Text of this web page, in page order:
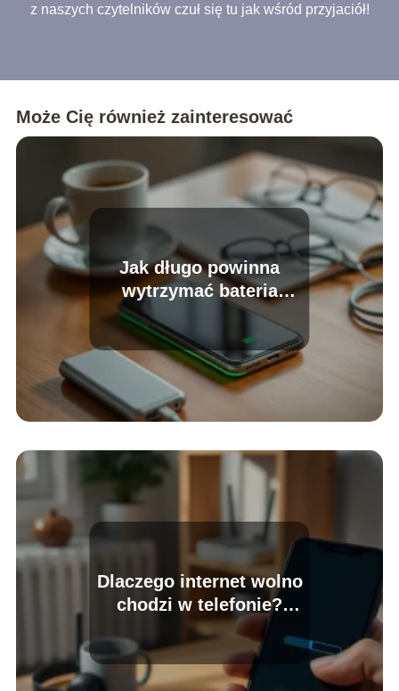
z naszych czytelników czuł się tu jak wśród przyjaciół!
Może Cię również zainteresować
Jak długo powinna
wytrzymać bateria
5000mAh?
Dlaczego internet wolno
chodzi w telefonie?
Najczęstsze przyczyny